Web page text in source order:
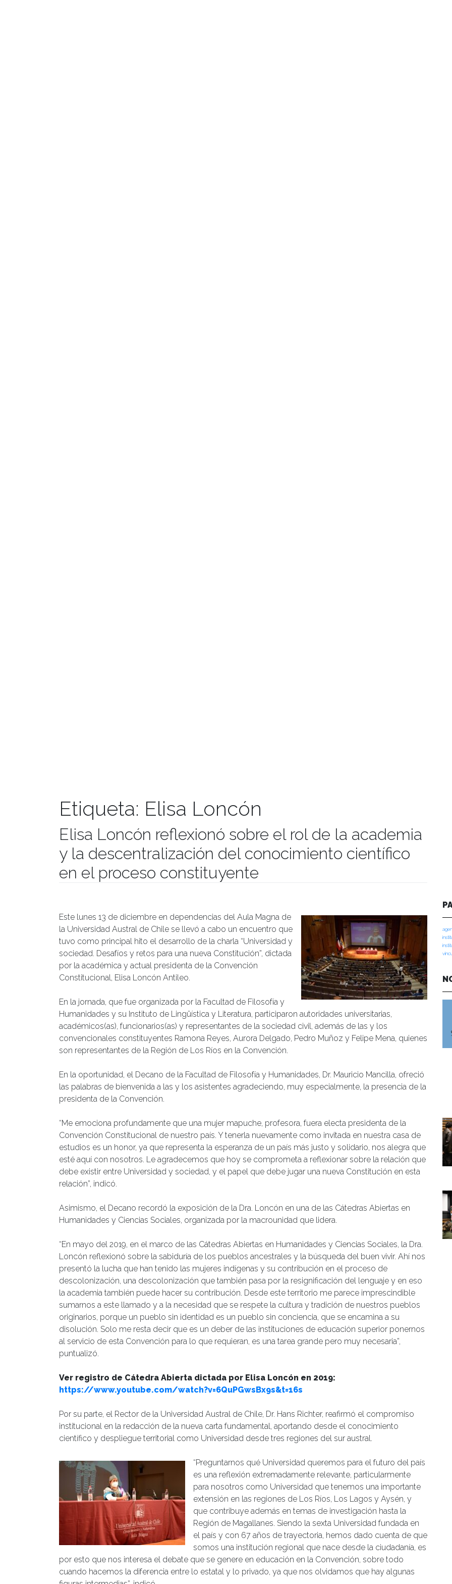
Etiqueta: Elisa Loncón
Elisa Loncón reflexionó sobre el rol de la academia
y la descentralización del conocimiento científico
en el proceso constituyente
Este lunes 13 de diciembre en dependencias del Aula Magna de
la Universidad Austral de Chile se llevó a cabo un encuentro que
tuvo como principal hito el desarrollo de la charla “Universidad y
sociedad. Desafíos y retos para una nueva Constitución”, dictada
por la académica y actual presidenta de la Convención
Constitucional, Elisa Loncón Antileo.
En la jornada, que fue organizada por la Facultad de Filosofía y
Humanidades y su Instituto de Lingüística y Literatura, participaron autoridades universitarias,
académicos(as), funcionarios(as) y representantes de la sociedad civil, además de las y los
convencionales constituyentes Ramona Reyes, Aurora Delgado, Pedro Muñoz y Felipe Mena, quienes
son representantes de la Región de Los Ríos en la Convención.
En la oportunidad, el Decano de la Facultad de Filosofía y Humanidades, Dr. Mauricio Mancilla, ofreció
las palabras de bienvenida a las y los asistentes agradeciendo, muy especialmente, la presencia de la
presidenta de la Convención.
“Me emociona profundamente que una mujer mapuche, profesora, fuera electa presidenta de la
Convención Constitucional de nuestro país. Y tenerla nuevamente como invitada en nuestra casa de
estudios es un honor, ya que representa la esperanza de un país más justo y solidario, nos alegra que
esté aquí con nosotros. Le agradecemos que hoy se comprometa a reflexionar sobre la relación que
debe existir entre Universidad y sociedad, y el papel que debe jugar una nueva Constitución en esta
relación”, indicó.
Asimismo, el Decano recordó la exposición de la Dra. Loncón en una de las Cátedras Abiertas en
Humanidades y Ciencias Sociales, organizada por la macrounidad que lidera.
“En mayo del 2019, en el marco de las Cátedras Abiertas en Humanidades y Ciencias Sociales, la Dra.
Loncón reflexionó sobre la sabiduría de los pueblos ancestrales y la búsqueda del buen vivir. Ahí nos
presentó la lucha que han tenido las mujeres indígenas y su contribución en el proceso de
descolonización, una descolonización que también pasa por la resignificación del lenguaje y en eso
la academia también puede hacer su contribución. Desde este territorio me parece imprescindible
sumarnos a este llamado y a la necesidad que se respete la cultura y tradición de nuestros pueblos
originarios, porque un pueblo sin identidad es un pueblo sin conciencia, que se encamina a su
disolución. Solo me resta decir que es un deber de las instituciones de educación superior ponernos
al servicio de esta Convención para lo que requieran, es una tarea grande pero muy necesaria”,
puntualizó.
Ver registro de Cátedra Abierta dictada por Elisa Loncón en 2019:
https://www.youtube.com/watch?v=6QuPGwsBx9s&t=16s
Por su parte, el Rector de la Universidad Austral de Chile, Dr. Hans Richter, reafirmó el compromiso
institucional en la redacción de la nueva carta fundamental, aportando desde el conocimiento
científico y despliegue territorial como Universidad desde tres regiones del sur austral.
“Preguntarnos qué Universidad queremos para el futuro del país
es una reflexión extremadamente relevante, particularmente
para nosotros como Universidad que tenemos una importante
extensión en las regiones de Los Ríos, Los Lagos y Aysén, y
que contribuye además en temas de investigación hasta la
Región de Magallanes. Siendo la sexta Universidad fundada en
el país y con 67 años de trayectoria, hemos dado cuenta de que
somos una institución regional que nace desde la ciudadanía, es
por esto que nos interesa el debate que se genere en educación en la Convención, sobre todo
cuando hacemos la diferencia entre lo estatal y lo privado, ya que nos olvidamos que hay algunas